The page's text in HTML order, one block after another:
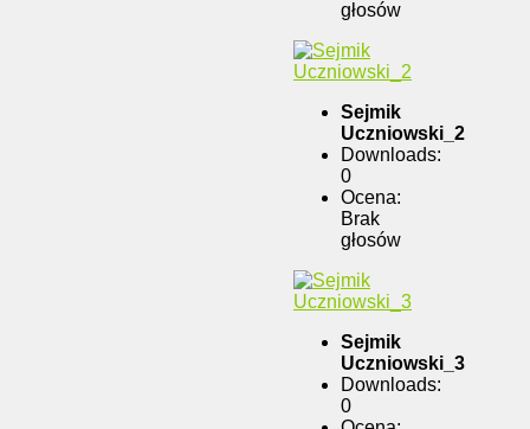
głosów
Sejmik
Uczniowski_2
Downloads:
0
Ocena:
Brak
głosów
Sejmik
Uczniowski_3
Downloads:
0